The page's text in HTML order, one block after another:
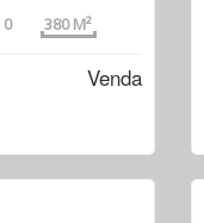
0 380 M²
Venda